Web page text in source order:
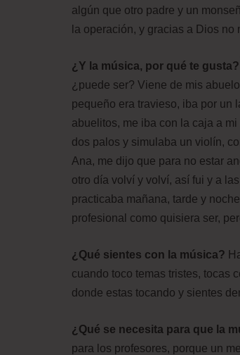
algún que otro padre y un
la operación, y gracias a Dios no
¿Y la música, por qué te
¿puede ser? Viene de mis
pequeño era travieso, iba por un
abuelitos, me iba con la caja a
dos palos y simulaba un violín,
Ana, me dijo que para no estar
otro día volví y volví, así fui y a
practicaba mañana, tarde y
profesional como quisiera ser,
¿Qué sientes con la música?
cuando toco temas tristes, tocas
donde estas tocando y sientes
¿Qué se necesita para que la
para los profesores, porque un